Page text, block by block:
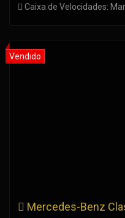
Caixa de Velocidades:
Mercedes-Benz